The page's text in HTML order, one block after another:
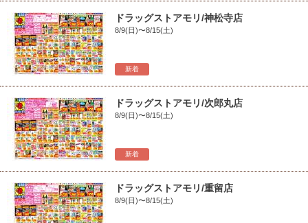
新着
ドラッグストアモリ/神松寺店
8/9(日)〜8/15(土)
新着
ドラッグストアモリ/次郎丸店
8/9(日)〜8/15(土)
ドラッグストアモリ/重留店
8/9(日)〜8/15(土)